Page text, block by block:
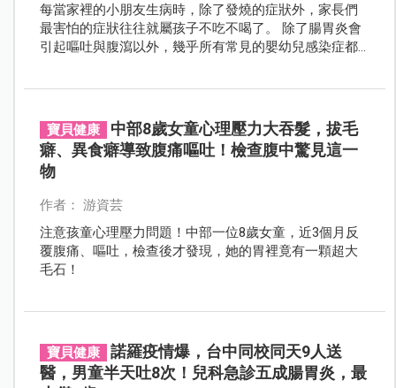
每當家裡的小朋友生病時，除了發燒的症狀外，家長們
最害怕的症狀往往就屬孩子不吃不喝了。 除了腸胃炎會
引起嘔吐與腹瀉以外，幾乎所有常見的嬰幼兒感染症都
寶貝健康
中部8歲女童心理壓力大吞髮，拔毛
癖、異食癖導致腹痛嘔吐！檢查腹中驚見這一
物
作者： 游資芸
注意孩童心理壓力問題！中部一位8歲女童，近3個月反
覆腹痛、嘔吐，檢查後才發現，她的胃裡竟有一顆超大
毛石！
寶貝健康
諾羅疫情爆，台中同校同天9人送
醫，男童半天吐8次！兒科急診五成腸胃炎，最